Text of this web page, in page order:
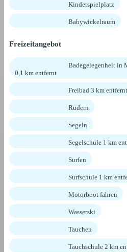
Kinderspielplatz
Babywickelraum
Freizeitangebot
Badegelegenheit in
0,1 km entfernt
Freibad 3 km entfernt
Rudern
Segeln
Segelschule 1 km
Surfen
Surfschule 1 km
Motorboot fahren
Wasserski
Tauchen
Tauchschule 2 km